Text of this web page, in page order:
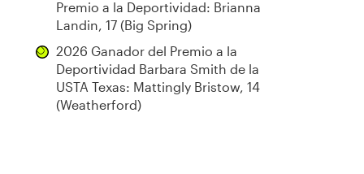
Premio a la Deportividad: Brianna
Landin, 17 (Big Spring)
2026 Ganador del Premio a la
Deportividad Barbara Smith de la
USTA Texas: Mattingly Bristow, 14
(Weatherford)